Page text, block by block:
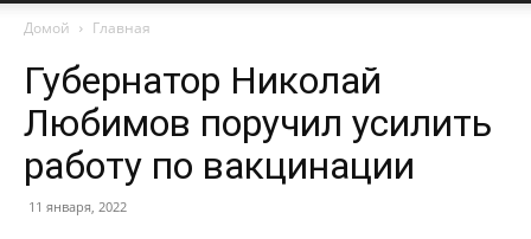
новостей
Домой Главная
Губернатор Николай
Любимов поручил усилить
работу по вакцинации
11 января, 2022